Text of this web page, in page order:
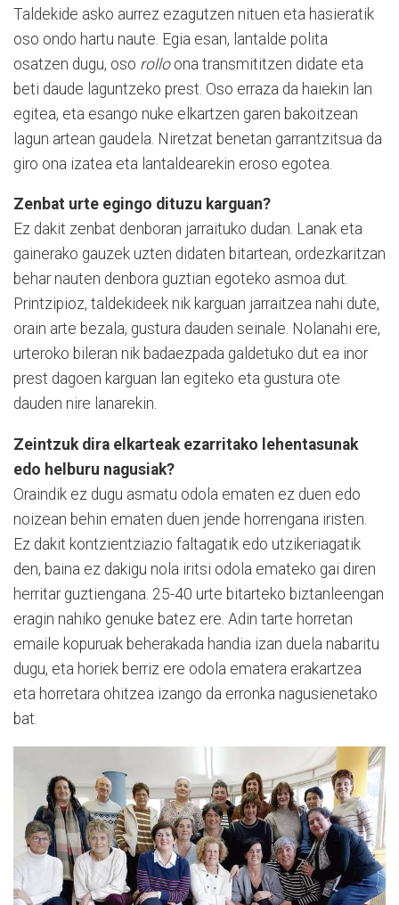
Taldekide asko aurrez ezagutzen nituen eta hasieratik
oso ondo hartu naute. Egia esan, lantalde polita
osatzen dugu, oso rolloona transmititzen didate eta
beti daude laguntzeko prest. Oso erraza da haiekin lan
egitea, eta esango nuke elkartzen garen bakoitzean
lagun artean gaudela. Niretzat benetan garrantzitsua da
giro ona izatea eta lantaldearekin eroso egotea.
Zenbat urte egingo dituzu karguan?
Ez dakit zenbat denboran jarraituko dudan. Lanak eta
gainerako gauzek uzten didaten bitartean, ordezkaritzan
behar nauten denbora guztian egoteko asmoa dut.
Printzipioz, taldekideek nik karguan jarraitzea nahi dute,
orain arte bezala, gustura dauden seinale. Nolanahi ere,
urteroko bileran nik badaezpada galdetuko dut ea inor
prest dagoen karguan lan egiteko eta gustura ote
dauden nire lanarekin.
Zeintzuk dira elkarteak ezarritako lehentasunak
edo helburu nagusiak?
Oraindik ez dugu asmatu odola ematen ez duen edo
noizean behin ematen duen jende horrengana iristen.
Ez dakit kontzientziazio faltagatik edo utzikeriagatik
den, baina ez dakigu nola iritsi odola emateko gai diren
herritar guztiengana. 25-40 urte bitarteko biztanleengan
eragin nahiko genuke batez ere. Adin tarte horretan
emaile kopuruak beherakada handia izan duela nabaritu
dugu, eta horiek berriz ere odola ematera erakartzea
eta horretara ohitzea izango da erronka nagusienetako
bat.